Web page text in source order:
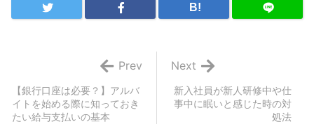
B!
新入社員が新人研修中や仕
事中に眠いと感じた時の対
処法
Next
【銀行口座は必要？】アルバ
イトを始める際に知っておき
たい給与支払いの基本
Prev